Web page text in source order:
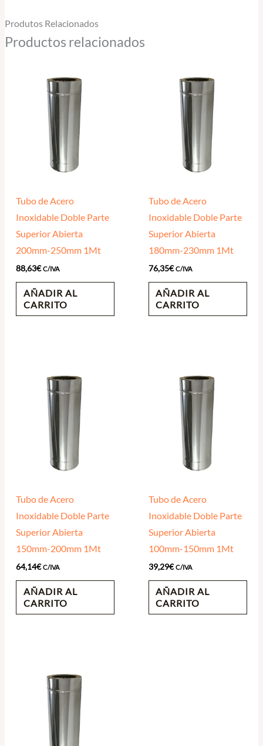
Produtos Relacionados
Productos relacionados
Tubo de Acero
Inoxidable Doble Parte
Superior Abierta
200mm-250mm 1Mt
88,63€ C/IVA
AÑADIR AL
CARRITO
Tubo de Acero
Inoxidable Doble Parte
Superior Abierta
180mm-230mm 1Mt
76,35€ C/IVA
AÑADIR AL
CARRITO
Tubo de Acero
Inoxidable Doble Parte
Superior Abierta
150mm-200mm 1Mt
64,14€ C/IVA
AÑADIR AL
CARRITO
Tubo de Acero
Inoxidable Doble Parte
Superior Abierta
100mm-150mm 1Mt
39,29€ C/IVA
AÑADIR AL
CARRITO